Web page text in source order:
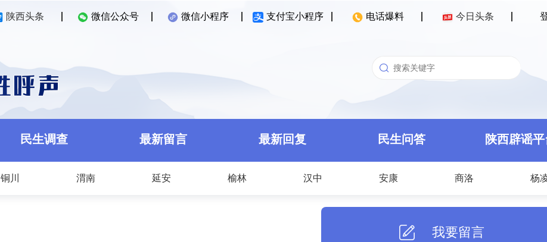
陕西头条 微信公众号 微信小程序 支付宝小程序 电话爆料 今日头条
民生调查 最新留言 最新回复 民生问答 陕西辟谣
铜川 渭南 延安 榆林 汉中 安康 商洛 杨
我要留言